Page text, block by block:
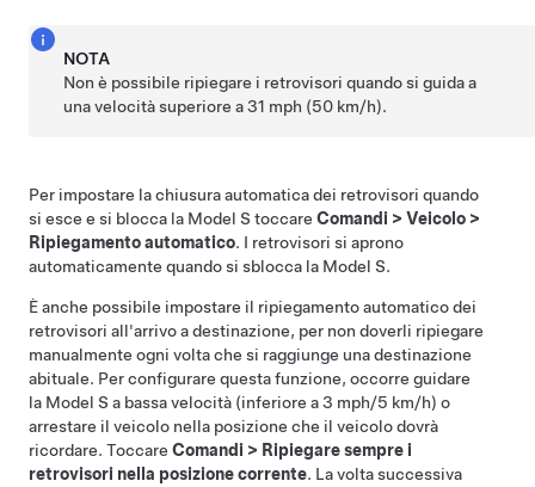
NOTA
Non è possibile ripiegare i retrovisori quando si guida a
una velocità superiore a31 mph (50 km/h).
Per impostare la chiusura automatica dei retrovisori quando
si esce e si blocca la Model S toccare Comandi > Veicolo >
Ripiegamento automatico. I retrovisori si aprono
automaticamente quando si sblocca la Model S.
È anche possibile impostare il ripiegamento automatico dei
retrovisori all'arrivo a destinazione, per non doverli ripiegare
manualmente ogni volta che si raggiunge una destinazione
abituale. Per configurare questa funzione, occorre guidare
la Model S a bassa velocità (inferiore a 3 mph/5 km/h) o
arrestare il veicolo nella posizione che il veicolo dovrà
ricordare. Toccare Comandi > Ripiegare sempre i
retrovisori nella posizione corrente. La volta successiva